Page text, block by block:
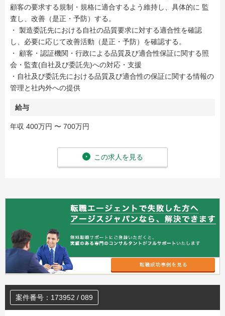
顧客の要求する規制・規格に適合するよう維持し、具体的に 監
査し、改善（是正・予防）する。
・ 製造委託先における自社の品質要求に対する適合性を確認
し、必要に応じて改善活動（是正・予防）を確認する。
・ 顧客・認証機関・行政による品質及び適合性保証に関する照
会・監査(自社及び委託先)への対応・支援
・自社及び委託先における品質及び適合性の保証に関する情報の
管理と社内外への提供
給与
年収 400万円 〜 700万円
この求人を見る
案件番号：173952 / 089